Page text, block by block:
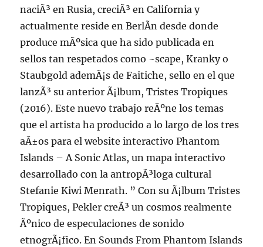
naciÃ³ en Rusia, creciÃ³ en California y
actualmente reside en BerlÃ­n desde donde
produce mÃºsica que ha sido publicada en
sellos tan respetados como ~scape, Kranky o
Staubgold ademÃ¡s de Faitiche, sello en el que
lanzÃ³ su anterior Ã¡lbum, Tristes Tropiques
(2016). Este nuevo trabajo reÃºne los temas
que el artista ha producido a lo largo de los tres
aÃ±os para el website interactivo Phantom
Islands – A Sonic Atlas, un mapa interactivo
desarrollado con la antropÃ³loga cultural
Stefanie Kiwi Menrath. ” Con su Ã¡lbum Tristes
Tropiques, Pekler creÃ³ un cosmos realmente
Ãºnico de especulaciones de sonido
etnogrÃ¡fico. En Sounds From Phantom Islands